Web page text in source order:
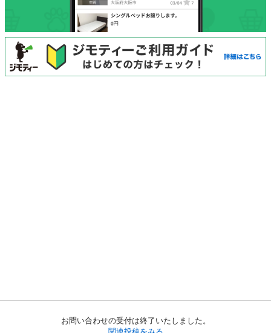
お問い合わせの受付は終了いたしました。